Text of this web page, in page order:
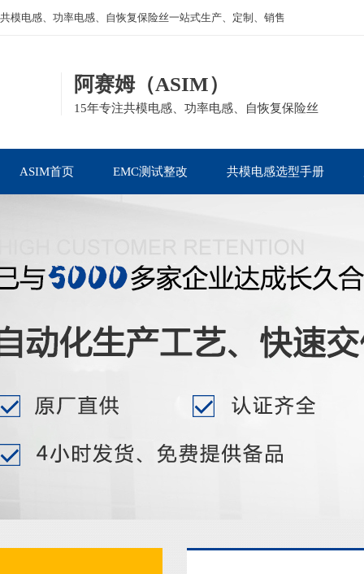
共模电感、功率电感、自恢复保险丝一站式生产、定制、销售
阿赛姆（ASIM）
15年专注共模电感、功率电感、自恢复保险丝
ASIM首页 EMC测试整改 共模电感选型手册